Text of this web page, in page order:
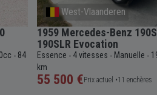
- 84
West-Vlaanderen
1959 Mercedes-Benz
190SLR Evocation
Essence - 4 vitesses - Manuelle -
km
55 500 €Prix actuel •11 enchères